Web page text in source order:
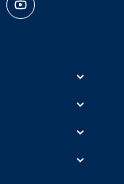
é importante